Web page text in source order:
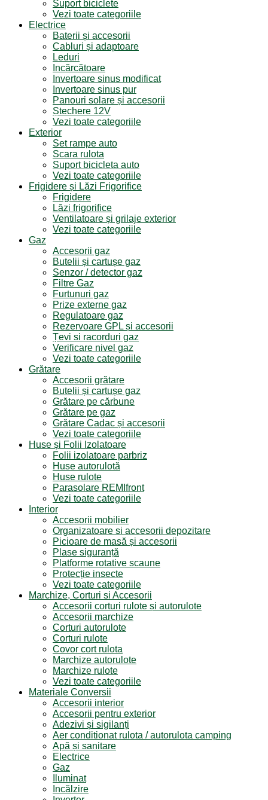
Suport biciclete
Vezi toate categoriile
Electrice
Baterii și accesorii
Cabluri și adaptoare
Leduri
Incărcătoare
Invertoare sinus modificat
Invertoare sinus pur
Panouri solare și accesorii
Ștechere 12V
Vezi toate categoriile
Exterior
Set rampe auto
Scara rulota
Suport bicicleta auto
Vezi toate categoriile
Frigidere și Lăzi Frigorifice
Frigidere
Lăzi frigorifice
Ventilatoare și grilaje exterior
Vezi toate categoriile
Gaz
Accesorii gaz
Butelii și cartușe gaz
Senzor / detector gaz
Filtre Gaz
Furtunuri gaz
Prize externe gaz
Regulatoare gaz
Rezervoare GPL și accesorii
Țevi și racorduri gaz
Verificare nivel gaz
Vezi toate categoriile
Grătare
Accesorii grătare
Butelii și cartușe gaz
Grătare pe cărbune
Grătare pe gaz
Grătare Cadac și accesorii
Vezi toate categoriile
Huse și Folii Izolatoare
Folii izolatoare parbriz
Huse autorulotă
Huse rulote
Parasolare REMIfront
Vezi toate categoriile
Interior
Accesorii mobilier
Organizatoare si accesorii depozitare
Picioare de masă și accesorii
Plase siguranță
Platforme rotative scaune
Protecție insecte
Vezi toate categoriile
Marchize, Corturi si Accesorii
Accesorii corturi rulote și autorulote
Accesorii marchize
Corturi autorulote
Corturi rulote
Covor cort rulota
Marchize autorulote
Marchize rulote
Vezi toate categoriile
Materiale Conversii
Accesorii interior
Accesorii pentru exterior
Adezivi și sigilanți
Aer conditionat rulota / autorulota camping
Apă și sanitare
Electrice
Gaz
Iluminat
Incălzire